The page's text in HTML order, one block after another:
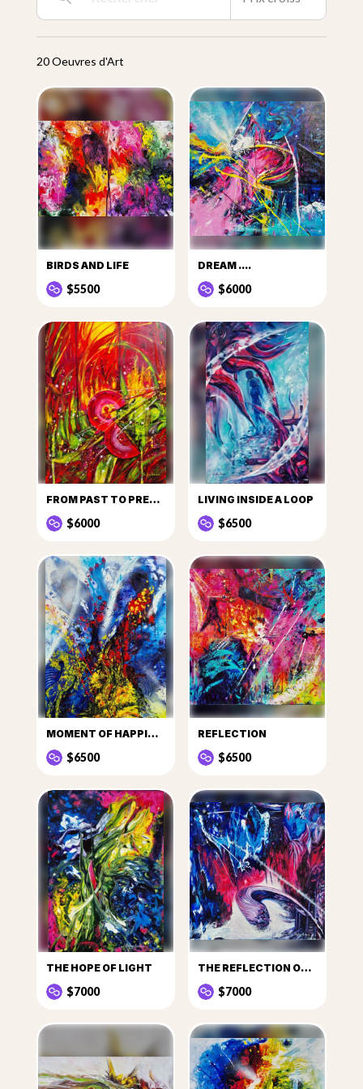
peut voir des figures à fort effet et dans des associations
cosmiques, avec une richesse technique différente, des
visualisations improvisées sont créées. Cela se voit dans
le passé et jusqu'à présent "VOYAGE D'ESPOIR" des
redécouvrir...
20 Oeuvres d'Art
BIRDS AND LIFE
$5500
DREAM ....
$6000
FROM PAST TO PRESENT
$6000
LIVING INSIDE A LOOP
$6500
MOMENT OF HAPPINESS
$6500
REFLECTION
$6500
THE HOPE OF LIGHT
$7000
THE REFLECTION OF ENERGY
$7000